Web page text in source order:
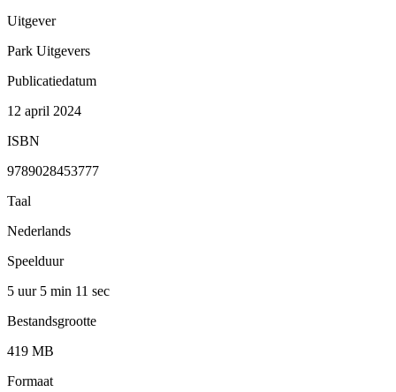
Uitgever
Park Uitgevers
Publicatiedatum
12 april 2024
ISBN
9789028453777
Taal
Nederlands
Speelduur
5 uur 5 min 11 sec
Bestandsgrootte
419 MB
Formaat